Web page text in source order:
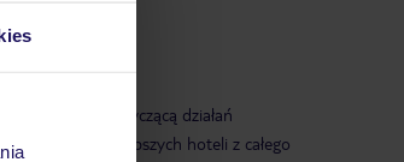
ankietę dotyczącą działań
100 najlepszych hoteli z całego